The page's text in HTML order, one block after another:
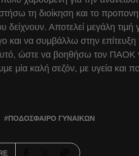
τη διοίκηση και το
δείχνουν. Αποτελεί μεγάλη τιμή
και να συμβάλλω στην
ώστε να βοηθήσω τον ΠΑΟΚ
μία καλή σεζόν, με υγεία και
ΠΟΔΌΣΦΑΙΡΟ ΓΥΝΑΙΚΏΝ